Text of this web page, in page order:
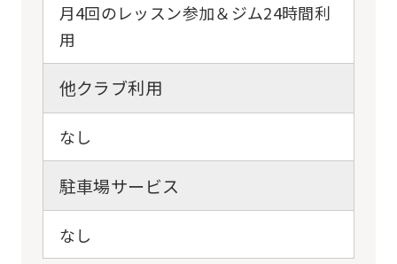
月4回のレッスン参加＆ジム24時間利
用
他クラブ利用
なし
駐車場サービス
なし